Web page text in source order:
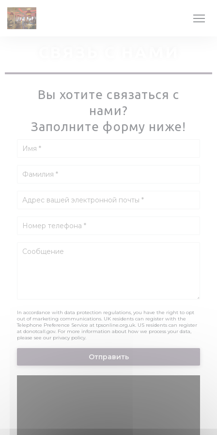
Вы хотите связаться с
нами?
Заполните форму ниже!
In accordance with data protection regulations, you have the right to opt
out of marketing communications. UK residents can register with the
Telephone Preference Service at tpsonline.org.uk. US residents can register
at donotcall.gov. For more information about how we process your data,
please see our privacy policy.